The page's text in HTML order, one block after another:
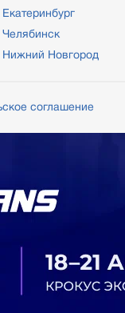
Екатеринбург
Челябинск
Нижний Новгород
соглашение